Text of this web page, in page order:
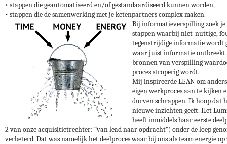
• stappen die geautomatiseerd en/of gestandaardiseerd kunnen worden,
• stappen die de samenwerking met je ketenpartners complex maken.
Bij informatieverspilling zoek
stappen waarbij niet-nuttige,
tegenstrijdige informatie wordt
waar juist informatie
bronnen van verspilling
proces stroperig wordt.
Mij inspireerde LEAN om
eigen werkproces aan te kijken
durven schrappen. Ik hoop dat
nieuwe inzichten geeft. Het
heeft inmiddels haar eerste
2 van onze acquisitietrechter: “van lead naar opdracht”) onder de loep
verbeterd. Dat was namelijk het deelproces waar bij ons als team energie op